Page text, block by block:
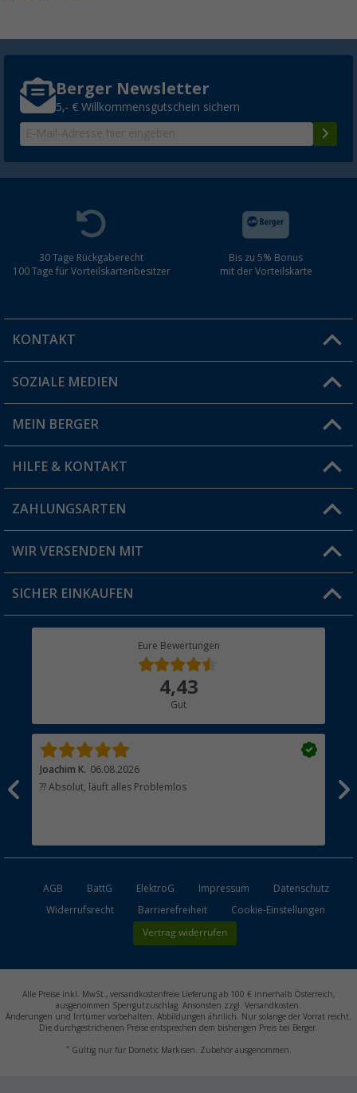
Berger Newsletter
5,- € Willkommensgutschein sichern
30 Tage Rückgaberecht
100 Tage für Vorteilskartenbesitzer
Bis zu 5% Bonus
mit der Vorteilskarte
KONTAKT
Du hast eine Frage?
Filiale finden
SOZIALE MEDIEN
MEIN BERGER
Vorteilskarte
Blog
Jobs & Karriere
HILFE & KONTAKT
FAQ & Kontakt
Versandinformationen
Rücksendung
ZAHLUNGSARTEN
WIR VERSENDEN MIT
SICHER EINKAUFEN
Eure Bewertungen
4,43
Gut
Joachim K. 06.08.2026
?? Absolut, läuft alles Problemlos
AGB BattG ElektroG Impressum
Datenschutz
Widerrufsrecht
Barrierefreiheit Cookie-Einstellungen
Vertrag widerrufen
Alle Preise inkl. MwSt., versandkostenfreie Lieferung ab 100 € innerhalb Österreich,
ausgenommen Sperrgutzuschlag. Ansonsten zzgl. Versandkosten.
Änderungen und Irrtümer vorbehalten. Abbildungen ähnlich. Nur solange der Vorrat reicht.
Die durchgestrichenen Preise entsprechen dem bisherigen Preis bei Berger.
*Gültig nur für Dometic Markisen. Zubehör ausgenommen.